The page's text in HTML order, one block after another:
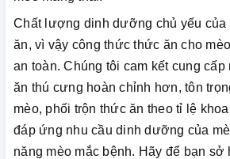
Chất lượng dinh dưỡng chủ yếu của
ăn, vì vậy công thức thức ăn cho
an toàn. Chúng tôi cam kết cung
ăn thú cưng hoàn chỉnh hơn, tôn
mèo, phối trộn thức ăn theo tỉ lệ
đáp ứng nhu cầu dinh dưỡng của
năng mèo mắc bệnh. Hãy để bạn sở